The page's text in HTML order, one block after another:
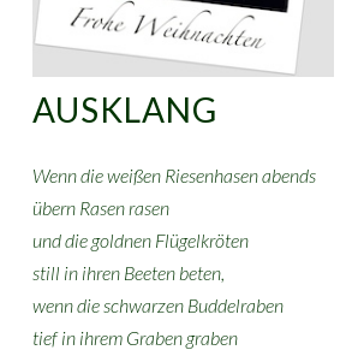
AUSKLANG
Wenn die weißen Riesenhasen abends
übern Rasen rasen
und die goldnen Flügelkröten
still in ihren Beeten beten,
wenn die schwarzen Buddelraben
tief in ihrem Graben graben